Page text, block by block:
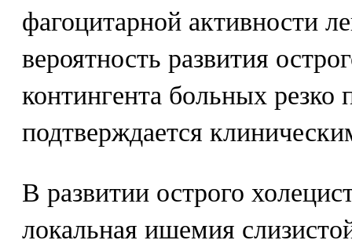
фагоцитарной активности
вероятность развития
контингента больных резко
подтверждается
В развитии острого
локальная ишемия